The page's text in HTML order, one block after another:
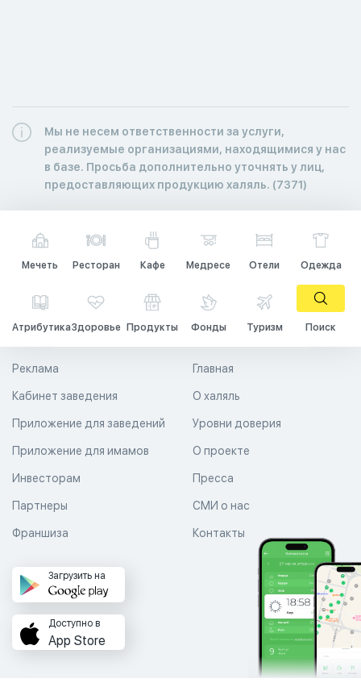
Мы не несем ответственности за услуги,
реализуемые организациями, находящимися у нас
в базе. Просьба дополнительно уточнять у лиц,
предоставляющих продукцию халяль. (7371)
Мечеть Ресторан Кафе Медресе Отели Одежда
АтрибутикаЗдоровье Продукты Фонды Туризм Поиск
Главная
О халяль
Уровни доверия
Реклама
Кабинет заведения
Приложение для заведений
Приложение для имамов О проекте
Пресса
СМИ о нас
Контакты
Инвесторам
Партнеры
Франшиза
Загрузить на
Доступно в
App Store